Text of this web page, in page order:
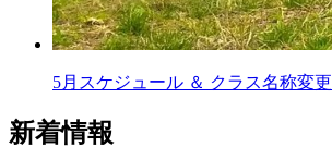
5月スケジュール ＆ クラス名称変更
新着情報